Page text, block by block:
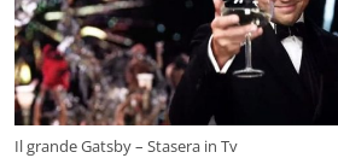
Il grande Gatsby – Stasera in Tv